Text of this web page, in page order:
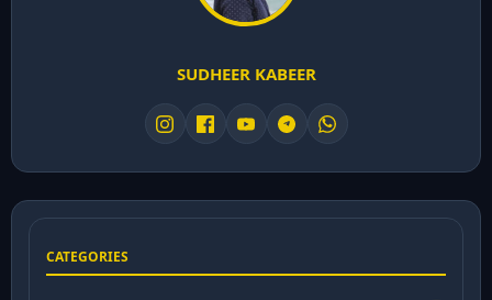
SUDHEER KABEER
CATEGORIES